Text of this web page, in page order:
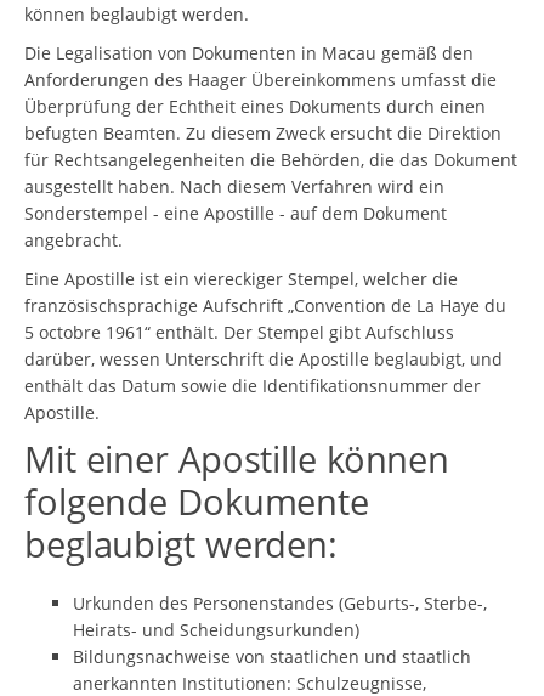
können beglaubigt werden.
Die Legalisation von Dokumenten in Macau gemäß den
Anforderungen des Haager Übereinkommens umfasst die
Überprüfung der Echtheit eines Dokuments durch einen
befugten Beamten. Zu diesem Zweck ersucht die Direktion
für Rechtsangelegenheiten die Behörden, die das Dokument
ausgestellt haben. Nach diesem Verfahren wird ein
Sonderstempel - eine Apostille - auf dem Dokument
angebracht.
Eine Apostille ist ein viereckiger Stempel, welcher die
französischsprachige Aufschrift „Convention de La Haye du
5 octobre 1961“ enthält. Der Stempel gibt Aufschluss
darüber, wessen Unterschrift die Apostille beglaubigt, und
enthält das Datum sowie die Identifikationsnummer der
Apostille.
Mit einer Apostille können
folgende Dokumente
beglaubigt werden:
Urkunden des Personenstandes (Geburts-, Sterbe-,
Heirats- und Scheidungsurkunden)
Bildungsnachweise von staatlichen und staatlich
anerkannten Institutionen: Schulzeugnisse,